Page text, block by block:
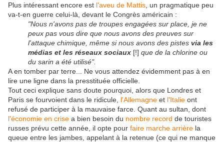
Plus intéressant encore est l'aveu de Mattis , un pragmatique peu
va-t-en guerre celui-là, devant le Congrès américain :
"Nous n'avons pas de troupes engagées sur place, je ne
peux pas vous dire que nous avons des preuves sur
l'attaque chimique, même si nous avons des pistes via les
médias et les réseaux sociaux [!] que de la chlorine ou
du sarin a été utilisé".
A en tomber par terre... Ne vous attendez évidemment pas à en
lire une ligne dans la presstituée officielle.
Tout ceci explique sans doute pourquoi, alors que Londres et
Paris se fourvoient dans le ridicule, l'Allemagne et l'Italie ont
refusé de participer à la mauvaise farce. Quant au sultan, dont
l'économie en crise a bien besoin du nombre record de touristes
russes prévu cette année, il opte pour faire marche arrière la
queue entre les jambes, appelant à la retenue (ce qui ne manque